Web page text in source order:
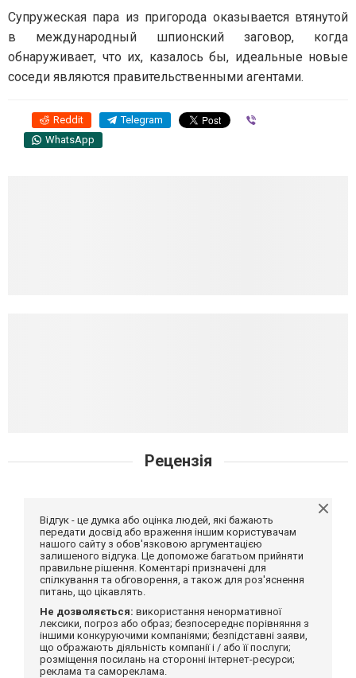
Супружеская пара из пригорода оказывается втянутой
в международный шпионский заговор, когда
обнаруживает, что их, казалось бы, идеальные новые
соседи являются правительственными агентами.
Reddit Telegram
WhatsApp
Рецензія
Відгук - це думка або оцінка людей, які бажають
передати досвід або враження іншим користувачам
нашого сайту з обов'язковою аргументацією
залишеного відгука. Це допоможе багатьом прийняти
правильне рішення. Коментарі призначені для
спілкування та обговорення, а також для роз'яснення
питань, що цікавлять.
Не дозволяється: використання ненормативної
лексики, погроз або образ; безпосереднє порівняння з
іншими конкуруючими компаніями; безпідставні заяви,
що ображають діяльність компанії і / або її послуги;
розміщення посилань на сторонні інтернет-ресурси;
реклама та самореклама.